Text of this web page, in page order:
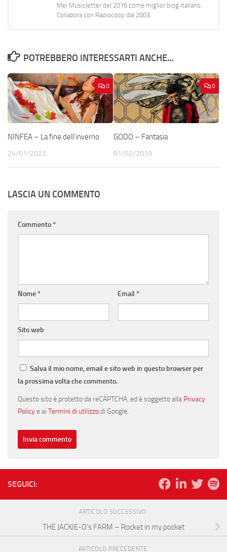
Mei Musicletter del 2016 come miglior blog italiano.
Collabora con Radiocoop dal 2003.
POTREBBERO INTERESSARTI ANCHE...
0
NINFEA – La fine dell’inverno
24/01/2023
0
GODO – Fantasia
01/02/2019
LASCIA UN COMMENTO
Commento*
Nome* Email *
Sito web
Salva il mio nome, email e sito web in questo browser per
la prossima volta che commento.
Questo sito è protetto da reCAPTCHA, ed è soggetto alla Privacy
Policye ai Termini di utilizzodi Google.
SEGUICI:
ARTICOLO SUCCESSIVO
THE JACKIE-O’s FARM – Rocket in my pocket
ARTICOLO PRECEDENTE